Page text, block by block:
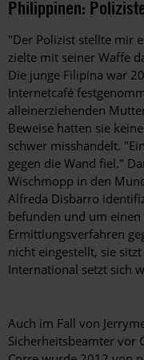
Philippinen:
"Der Polizist stellte mir
zielte mit seiner Waffe
Die junge Filipina war
Internetcafé
alleinerziehenden
Beweise hatten sie
schwer misshandelt.
gegen die Wand fiel."
Wischmopp in den
Alfreda Disbarro
befunden und um
Ermittlungsverfahren
nicht eingestellt, sie
International setzt sich
Auch im Fall von
Sicherheitsbeamter vor